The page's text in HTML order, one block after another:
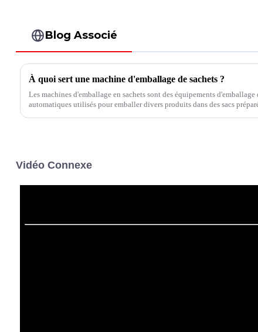
Blog Associé
À quoi sert une machine d'emballage de sachets ?
Les machines d'emballage en sachets sont des équipements
automatiques utilisés pour emballer divers produits dans des sacs
Vidéo Connexe